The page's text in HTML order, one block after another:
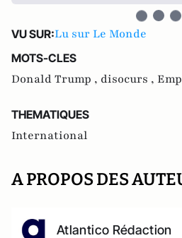
VU SUR:Lu sur Le Monde
MOTS-CLES
Donald Trump , disocurs ,
THEMATIQUES
International
A PROPOS DES
Atlantico Rédaction